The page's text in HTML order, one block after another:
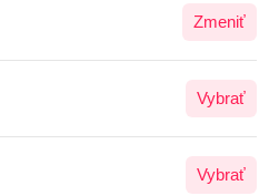
Zmeniť
Vybrať
Vybrať